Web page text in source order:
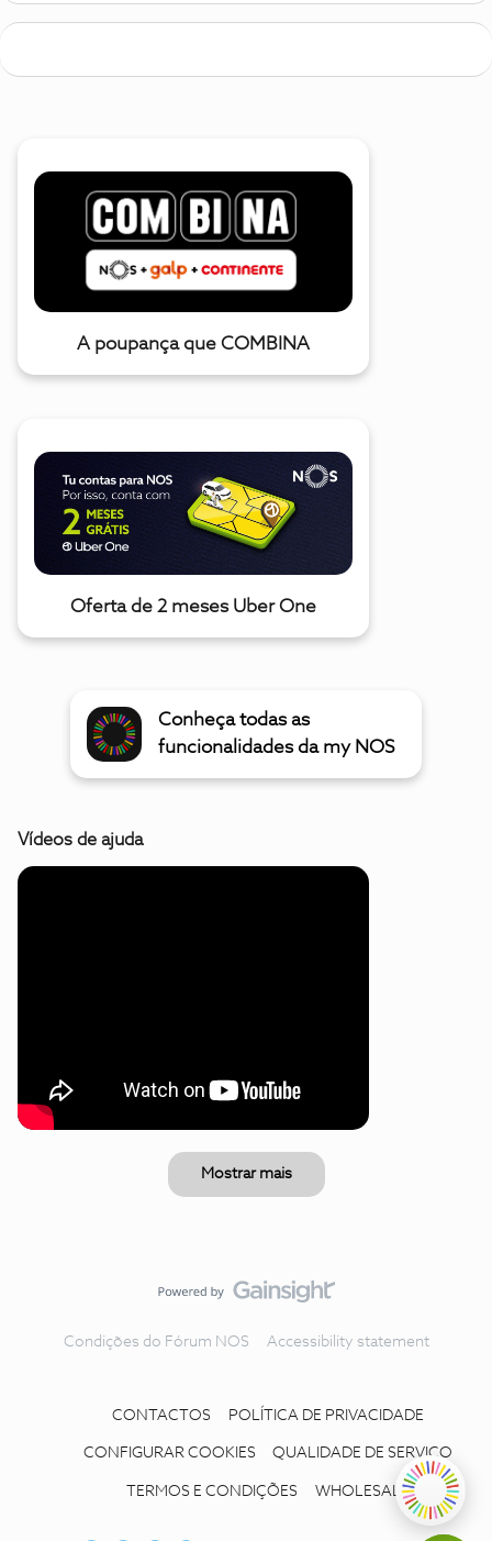
A poupança que COMBINA
Oferta de 2 meses Uber One
Conheça todas as
funcionalidades da my NOS
Vídeos de ajuda
Mostrar mais
Condições do Fórum NOS Accessibility statement
CONTACTOS POLÍTICA DE PRIVACIDADE
CONFIGURAR COOKIES QUALIDADE DE SERVIÇO
TERMOS E CONDIÇÕES WHOLESALE